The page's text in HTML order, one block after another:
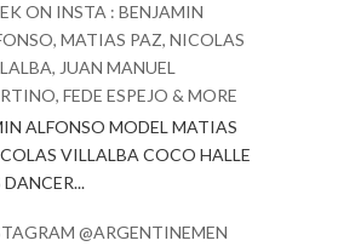
ON INSTA : BENJAMIN
MATIAS PAZ, NICOLAS
JUAN MANUEL
FEDE ESPEJO & MORE
ALFONSO MODEL MATIAS
VILLALBA COCO HALLE
@ARGENTINEMEN